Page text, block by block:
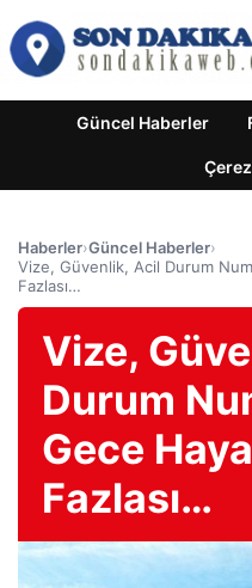
Güncel Haberler
Haberler›Güncel Haberler›
Vize, Güvenlik, Acil Durum
Fazlası…
Vize,
Durum
Gece
Fazlası…